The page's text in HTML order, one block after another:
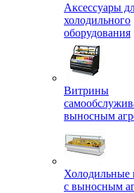
Аксессуары
холодильного
оборудования
Витрины
выносным
Холодильные
с выносным